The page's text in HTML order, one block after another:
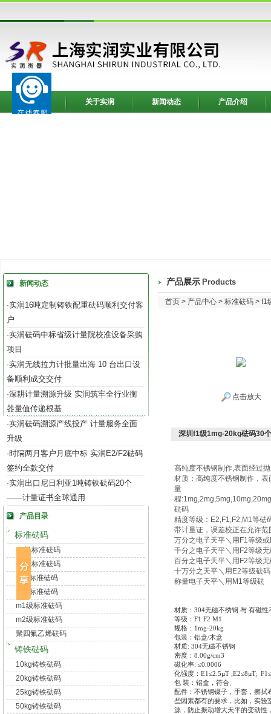
网站首页 关于实润 新闻动态 产品介绍
新闻动态
·实润16吨定制铸铁配重砝码顺利交付客
户
·实润砝码中标省级计量院校准设备采购
项目
·实润无线拉力计批量出海 10 台出口设
备顺利成交交付
·深耕计量溯源升级 实润筑牢全行业衡
器量值传递根基
·实润砝码溯源产线投产 计量服务全面
升级
·时隔两月客户月底中标 实润E2/F2砝码
签约全款交付
·实润出口尼日利亚1吨铸铁砝码20个
——计量证书全球通用
产品目录
标准砝码
e1级标准砝码
e2级标准砝码
f1级标准砝码
f2级标准砝码
m1级标准砝码
m2级标准砝码
聚四氟乙烯砝码
铸铁砝码
10kg铸铁砝码
20kg铸铁砝码
25kg铸铁砝码
50kg铸铁砝码
产品展示 Products
首页 > 产品中心 > 标准砝码 > f1
点击放大
深圳f1级1mg-20kg砝码30
高纯度不锈钢制作,表面经过
材质：高纯度不锈钢制作，表
量
程
砝码
精度等级： E2,F1,F2,M1等砝
带计量证，误差校正在允许范
万分之电子天平＼用 F1等级或
千分之电子天平＼用 F2等级
百分之电子天平＼用 F2等级
十万分之天平＼用 E2等级砝码
称量电子天平＼用 M1等级砝
材质： 304无磁不绣钢 与 有磁性
等级： F1 F2 M1
规格： 1mg-20kg
包装：铝盒/木盒
材质: 304无磁不锈钢
密度： 8.00g/cm3
磁化率: ≤0.0006
化强度： E1≤2.5µT ;E2≤8µT;
包装：铝盒，符合、
配件：不锈钢镊子，手套，擦拭
些因素都有的要求，比如，实验
源，防止振动增大天平的变动性